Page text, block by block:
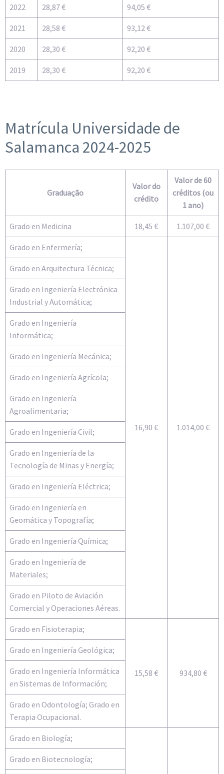
2022 28,87 € 94,05 €
2021 28,58 € 93,12 €
2020 28,30 € 92,20 €
2019 28,30 € 92,20 €
Matrícula Universidade de
Salamanca 2024-2025
Graduação
Valor do
crédito
Valor de 60
créditos (ou
1 ano)
Grado en Medicina 18,45 € 1.107,00 €
Grado en Enfermería;
16,90 € 1.014,00 €
Grado en Arquitectura Técnica;
Grado en Ingeniería Electrónica
Industrial y Automática;
Grado en Ingeniería
Informática;
Grado en Ingeniería Mecánica;
Grado en Ingeniería Agrícola;
Grado en Ingeniería
Agroalimentaria;
Grado en Ingeniería Civil;
Grado en Ingeniería de la
Tecnología de Minas y Energía;
Grado en Ingeniería Eléctrica;
Grado en Ingeniería en
Geomática y Topografía;
Grado en Ingeniería Química;
Grado en Ingeniería de
Materiales;
Grado en Piloto de Aviación
Comercial y Operaciones Aéreas.
Grado en Fisioterapia;
15,58 € 934,80 €
Grado en Ingeniería Geológica;
Grado en Ingeniería Informática
en Sistemas de Información;
Grado en Odontología; Grado en
Terapia Ocupacional.
Grado en Biología;
Grado en Biotecnología;